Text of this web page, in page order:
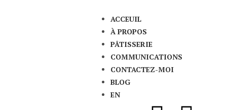
ACCEUIL
À PROPOS
PÂTISSERIE
COMMUNICATIONS
CONTACTEZ-MOI
BLOG
EN